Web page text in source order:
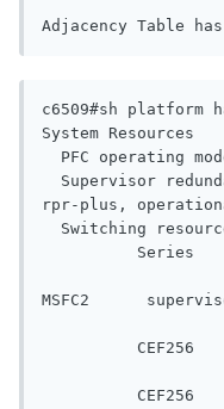
Adjacency Table
c6509#sh platform
System Resources
PFC operating
Supervisor
rpr-plus,
Switching
Series
1
MSFC2
2
CEF256
3
CEF256